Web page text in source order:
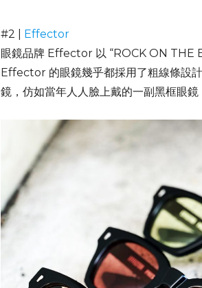
#2 |
Effector
眼鏡品牌 Effector 以 “ROCK ON THE
Effector 的眼鏡幾乎都採用了粗線條設
鏡，仿如當年人人臉上戴的一副黑框眼鏡